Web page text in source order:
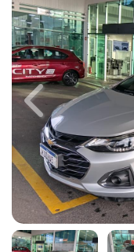
Previous